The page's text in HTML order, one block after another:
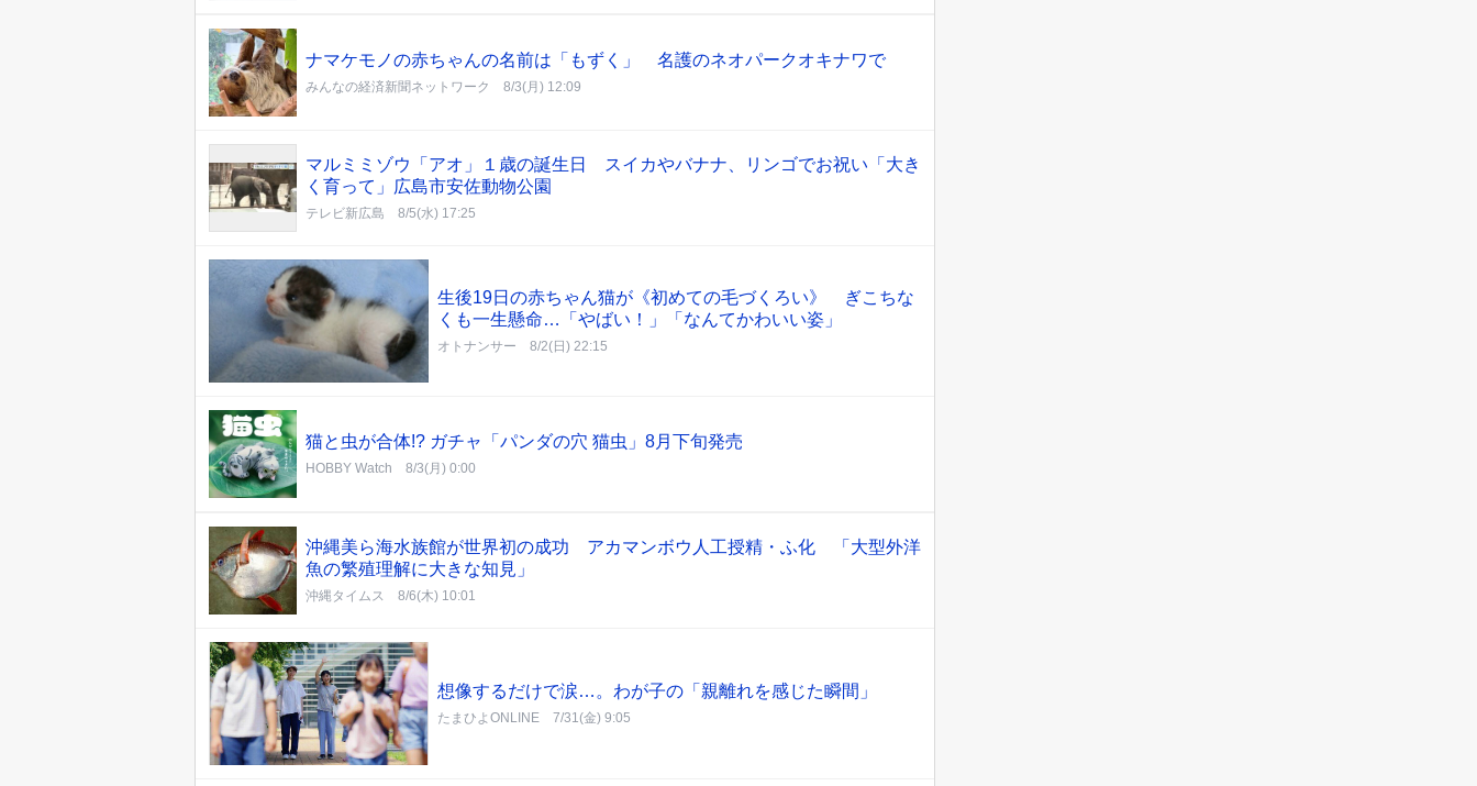
ナマケモノの赤ちゃんの名前は「もずく」 名護のネオパークオキナワで
みんなの経済新聞ネットワーク 8/3(月) 12:09
マルミミゾウ「アオ」１歳の誕生日 スイカやバナナ、リンゴでお祝い「大き
く育って」広島市安佐動物公園
テレビ新広島 8/5(水) 17:25
生後19日の赤ちゃん猫が《初めての毛づくろい》 ぎこちな
くも一生懸命…「やばい！」「なんてかわいい姿」
オトナンサー 8/2(日) 22:15
猫と虫が合体!? ガチャ「パンダの穴 猫虫」8月下旬発売
HOBBY Watch 8/3(月) 0:00
沖縄美ら海水族館が世界初の成功 アカマンボウ人工授精・ふ化 「大型外洋
魚の繁殖理解に大きな知見」
沖縄タイムス 8/6(木) 10:01
想像するだけで涙…。わが子の「親離れを感じた瞬間」
たまひよONLINE 7/31(金) 9:05